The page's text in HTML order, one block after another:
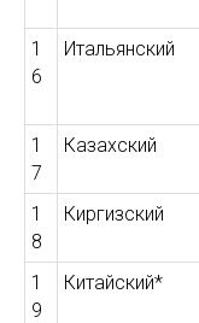
1
6
Итальянский
1
7
Казахский
1
8
Киргизский
1
9
Китайский*